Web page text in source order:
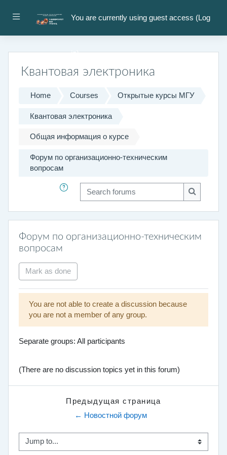
Side panel You are currently using guest access (Log
in)
Квантовая электроника
Home Courses Открытые курсы МГУ
Квантовая электроника
Общая информация о курсе
Форум по организационно-техническим
вопросам
Search forums
Search
Форум по организационно-техническим
вопросам
Mark as done
You are not able to create a discussion because
you are not a member of any group.
Separate groups: All participants
(There are no discussion topics yet in this forum)
Предыдущая страница
← Новостной форум
Jump to...